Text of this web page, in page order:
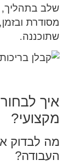
שלב בתהליך,
מסודרת
שתוכננה.
איך
מקצועי?
מה לבדוק
העבודה?